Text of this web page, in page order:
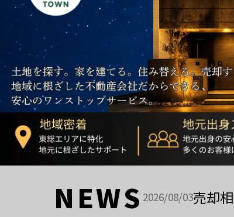
NEWS 2026/08/03売却